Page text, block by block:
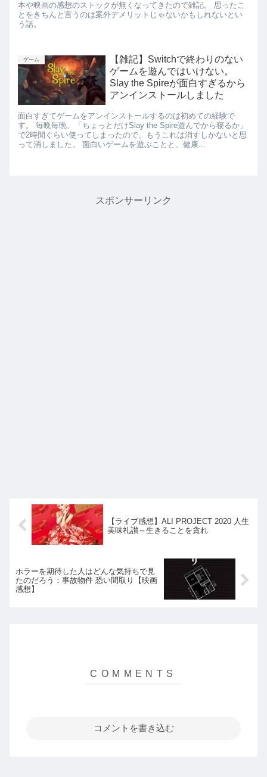
本や映画の感想のストックが無くなってきたので雑記。 思ったこ
とをきちんと言うのは案外デメリットじゃないかもしれないとい
う話。
ゲーム
【雑記】Switchで終わりのない
ゲームを遊んではいけない。
Slay the Spireが面白すぎるから
アンインストールしました
面白すぎてゲームをアンインストールするのは初めての経験で
す。 毎晩毎晩、「ちょっとだけSlay the Spire遊んでから寝るか」
で2時間ぐらい使ってしまったので、もうこれは消すしかないと思
って消しました。 面白いゲームを遊ぶことと、健康...
スポンサーリンク
【ライブ感想】ALI PROJECT 2020 人生
美味礼讃～生きることを貪れ
ホラーを期待した人はどんな気持ちで見
たのだろう：事故物件 恐い間取り【映画
感想】
コメントを書き込む